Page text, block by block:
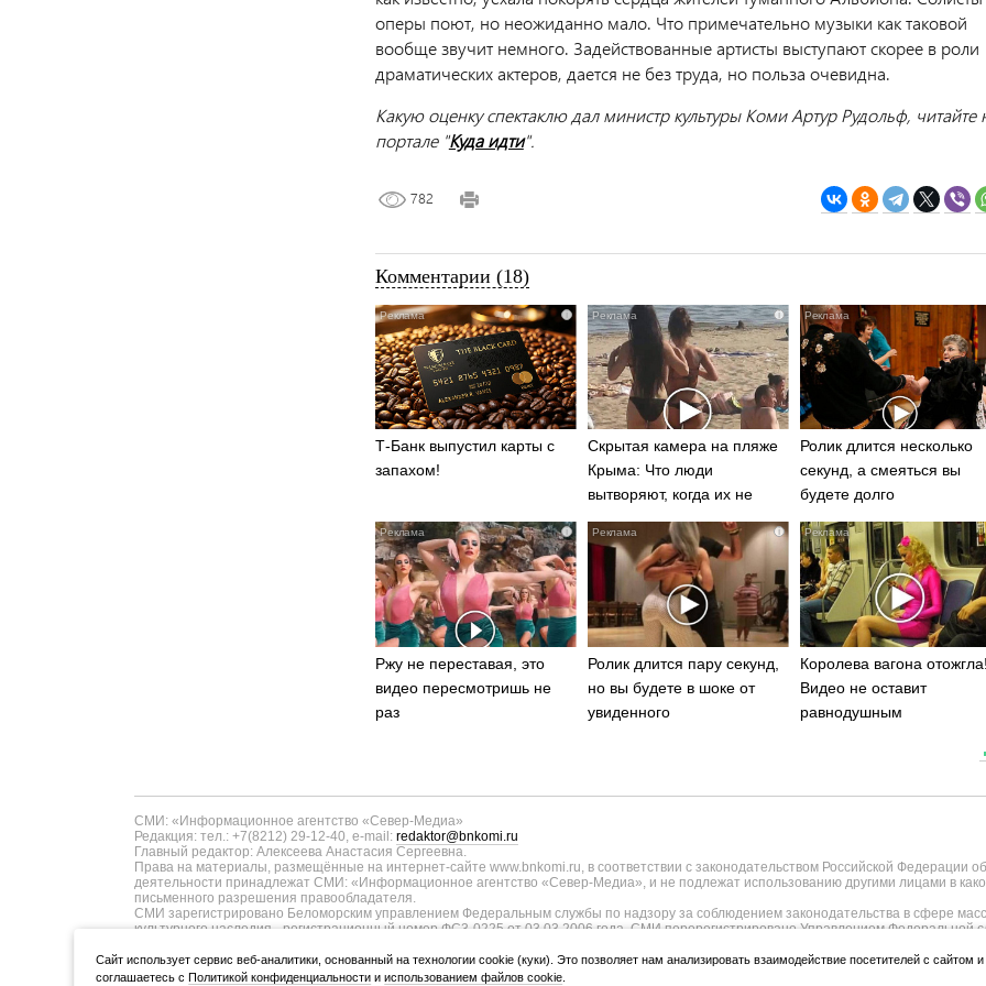
оперы поют, но неожиданно мало. Что примечательно музыки как таковой
вообще звучит немного. Задействованные артисты выступают скорее в роли
драматических актеров, дается не без труда, но польза очевидна.
Какую оценку спектаклю дал министр культуры Коми Артур Рудольф, читайте
портале "Куда идти".
782
Комментарии (18)
i
Т-Банк выпустил карты с
запахом!
i
Скрытая камера на пляже
Крыма: Что люди
вытворяют, когда их не
видят...
Ролик длится несколько
секунд, а смеяться вы
будете долго
i
Ржу не переставая, это
видео пересмотришь не
раз
i
Ролик длится пару секунд,
но вы будете в шоке от
увиденного
Королева вагона
Видео не оставит
равнодушным
СМИ: «Информационное агентство «Север-Медиа»
Редакция: тел.: +7(8212) 29-12-40, e-mail: redaktor@bnkomi.ru
Главный редактор: Алексеева Анастасия Сергеевна.
Права на материалы, размещённые на интернет-сайте www.bnkomi.ru, в соответствии с законодательством Российской Федерации
деятельности принадлежат СМИ: «Информационное агентство «Север-Медиа», и не подлежат использованию другими лицами в
письменного разрешения правообладателя.
СМИ зарегистрировано Беломорским управлением Федеральным службы по надзору за соблюдением законодательства в сфере
культурного наследия - регистрационный номер ФС3-0225 от 03.03.2006 года. СМИ перерегистрировано Управлением Федеральной
ТУ11-00371 от 01.06.2017 года. В запись о регистрации СМИ внесены изменения Федеральной службы по надзору в сфере связи,
коммуникаций в связи с изменением территории распространения, уточнением тематики - регистрационный номер ИА № ФС77-
Cайт использует сервис веб-аналитики, основанный на технологии cookie (куки). Это позволяет нам анализировать взаимодействие посетителей с
соглашаетесь сПолитикой конфиденциальности ииспользованием файлов cookie